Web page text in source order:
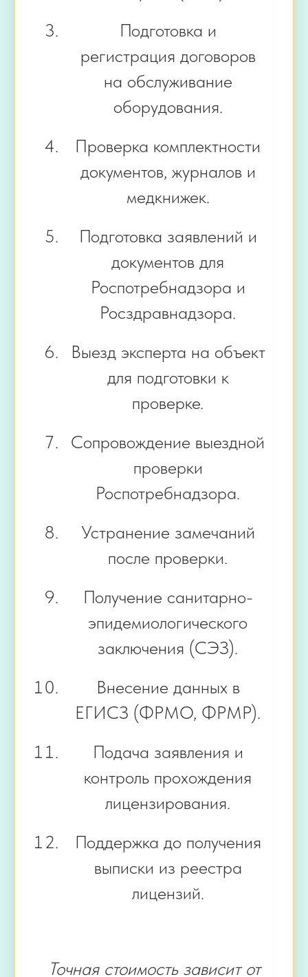
Подготовка и
регистрация договоров
на обслуживание
оборудования.
Проверка комплектности
документов, журналов и
медкнижек.
Подготовка заявлений и
документов для
Роспотребнадзора и
Росздравнадзора.
Выезд эксперта на объект
для подготовки к
проверке.
Сопровождение выездной
проверки
Роспотребнадзора.
Устранение замечаний
после проверки.
Получение санитарно-
эпидемиологического
заключения (СЭЗ).
Внесение данных в
ЕГИСЗ (ФРМО, ФРМР).
Подача заявления и
контроль прохождения
лицензирования.
Поддержка до получения
выписки из реестра
лицензий.
Точная стоимость зависит от